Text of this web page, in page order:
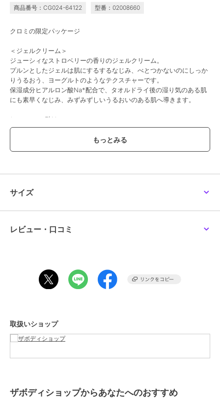
商品番号：CG024-64122 型番：02008660
クロミの限定パッケージ
＜ジェルクリーム＞
ジューシィなストロベリーの香りのジェルクリーム。
プルンとしたジェルは肌にするするなじみ、べとつかないのにしっか
りうるおう、ヨーグルトのようなテクスチャーです。
保湿成分ヒアルロン酸Na*配合で、タオルドライ後の湿り気のある肌
にも素早くなじみ、みずみずしいうるおいのある肌へ導きます。
*ヒアルロン酸Na
すべての肌
アトレードプログラムによる原料
ガーナ産シアバター(シア脂：エモリエント成分)
－ヴィーガン認証－
－パッケージ－
(C) 2026 SANRIO Co., Ltd. APPROVAL NO. L664934
この商品は、不良品のみ返品を承ります
サイズ
レビュー・口コミ
取扱いショップ
ザボディショップからあなたへのおすすめ